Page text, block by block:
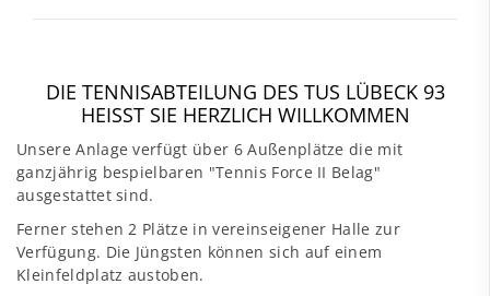
DIE TENNISABTEILUNG DES TUS LÜBECK 93
HEISST SIE HERZLICH WILLKOMMEN
Unsere Anlage verfügt über 6 Außenplätze die mit
ganzjährig bespielbaren "Tennis Force II Belag"
ausgestattet sind.
Ferner stehen 2 Plätze in vereinseigener Halle zur
Verfügung. Die Jüngsten können sich auf einem
Kleinfeldplatz austoben.